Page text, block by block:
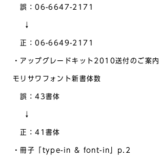
誤：06-6647-2171
↓
正：06-6649-2171
・アップグレードキット2010送付のご案内
モリサワフォント新書体数
誤：43書体
↓
正：41書体
・冊子「type-in & font-in」p.2